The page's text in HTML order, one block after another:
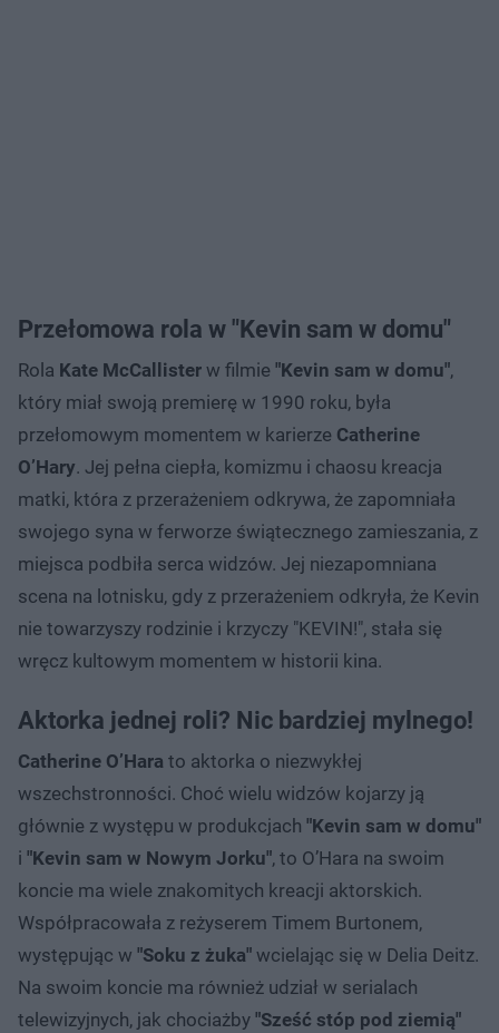
Przełomowa rola w "Kevin sam w domu"
Rola Kate McCallister w filmie "Kevin sam w domu",
który miał swoją premierę w 1990 roku, była
przełomowym momentem w karierze Catherine
O’Hary. Jej pełna ciepła, komizmu i chaosu kreacja
matki, która z przerażeniem odkrywa, że zapomniała
swojego syna w ferworze świątecznego zamieszania, z
miejsca podbiła serca widzów. Jej niezapomniana
scena na lotnisku, gdy z przerażeniem odkryła, że Kevin
nie towarzyszy rodzinie i krzyczy "KEVIN!", stała się
wręcz kultowym momentem w historii kina.
Aktorka jednej roli? Nic bardziej mylnego!
Catherine O’Hara to aktorka o niezwykłej
wszechstronności. Choć wielu widzów kojarzy ją
głównie z występu w produkcjach "Kevin sam w domu"
i "Kevin sam w Nowym Jorku", to O’Hara na swoim
koncie ma wiele znakomitych kreacji aktorskich.
Współpracowała z reżyserem Timem Burtonem,
występując w "Soku z żuka" wcielając się w Delia Deitz.
Na swoim koncie ma również udział w serialach
telewizyjnych, jak chociażby "Sześć stóp pod ziemią"